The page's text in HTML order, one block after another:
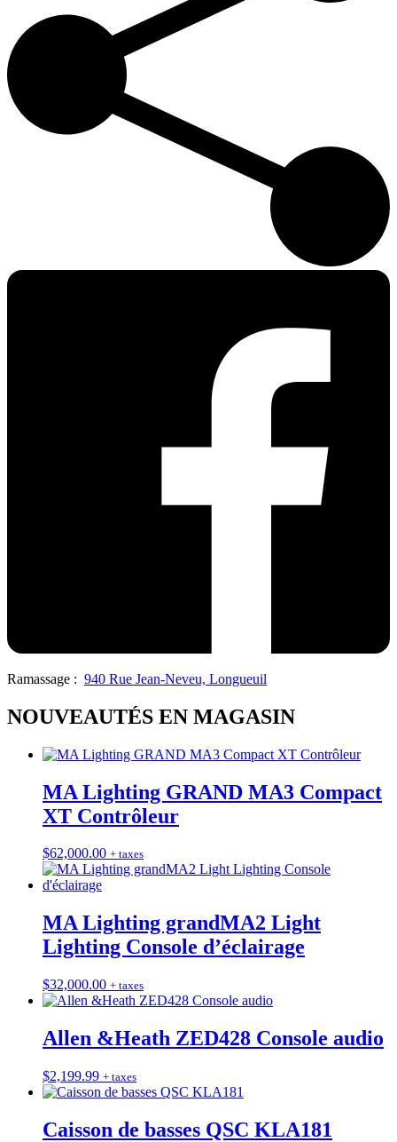
Ramassage : 940 Rue Jean-Neveu, Longueuil
NOUVEAUTÉS EN MAGASIN
MA Lighting GRAND MA3 Compact
XT Contrôleur
$62,000.00 + taxes
MA Lighting grandMA2 Light
Lighting Console d’éclairage
$32,000.00 + taxes
Allen &Heath ZED428 Console audio
$2,199.99 + taxes
Caisson de basses QSC KLA181